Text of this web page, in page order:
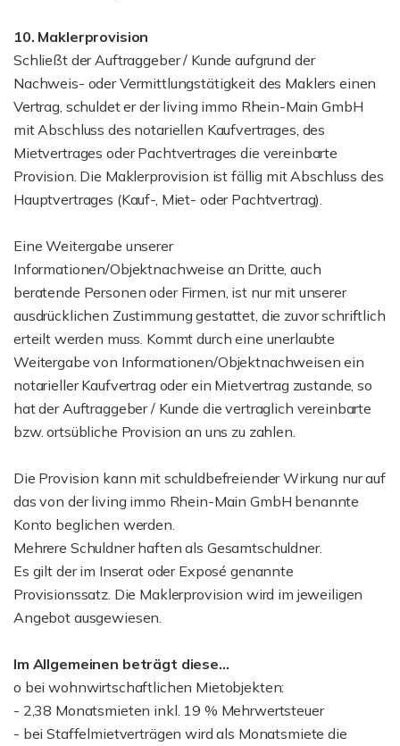
10. Maklerprovision
Schließt der Auftraggeber / Kunde aufgrund der
Nachweis- oder Vermittlungstätigkeit des Maklers einen
Vertrag, schuldet er der living immo Rhein-Main GmbH
mit Abschluss des notariellen Kaufvertrages, des
Mietvertrages oder Pachtvertrages die vereinbarte
Provision. Die Maklerprovision ist fällig mit Abschluss des
Hauptvertrages (Kauf-, Miet- oder Pachtvertrag).
Eine Weitergabe unserer
Informationen/Objektnachweise an Dritte, auch
beratende Personen oder Firmen, ist nur mit unserer
ausdrücklichen Zustimmung gestattet, die zuvor schriftlich
erteilt werden muss. Kommt durch eine unerlaubte
Weitergabe von Informationen/Objektnachweisen ein
notarieller Kaufvertrag oder ein Mietvertrag zustande, so
hat der Auftraggeber / Kunde die vertraglich vereinbarte
bzw. ortsübliche Provision an uns zu zahlen.
Die Provision kann mit schuldbefreiender Wirkung nur auf
das von der living immo Rhein-Main GmbH benannte
Konto beglichen werden.
Mehrere Schuldner haften als Gesamtschuldner.
Es gilt der im Inserat oder Exposé genannte
Provisionssatz. Die Maklerprovision wird im jeweiligen
Angebot ausgewiesen.
Im Allgemeinen beträgt diese...
o bei wohnwirtschaftlichen Mietobjekten:
- 2,38 Monatsmieten inkl. 19 % Mehrwertsteuer
- bei Staffelmietverträgen wird als Monatsmiete die